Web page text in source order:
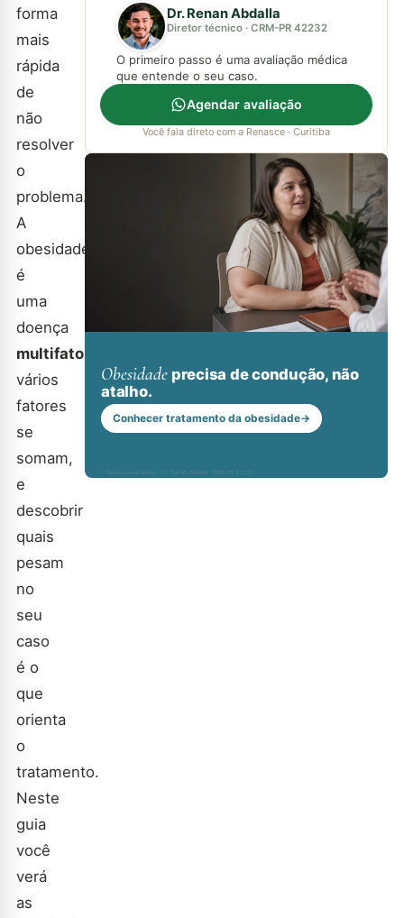
forma
mais
rápida
de
não
resolver
o
problema.
A
obesidade
é
uma
doença
multifatorial
vários
fatores
se
somam,
e
descobrir
quais
pesam
no
seu
caso
é o
que
orienta
o
tratamento.
Neste
guia
você
verá
as
Dr. Renan Abdalla
Diretor técnico · CRM-PR 42232
O primeiro passo é uma avaliação médica
que entende o seu caso.
Agendar avaliação
Você fala direto com a Renasce · Curitiba
Obesidade precisa de condução, não
atalho.
Conhecer tratamento da obesidade→
* Responsável técnico: Dr. Renan Abdalla, CRM-PR 42232